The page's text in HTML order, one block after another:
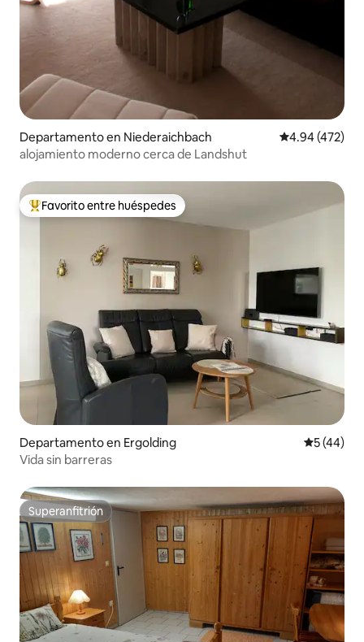
Departamento en Niederaichbach Calificación
4.94 (472)
alojamiento moderno cerca de Landshut
De los mejores en Favorito entre huéspedes
Favorito entre huéspedes
Departamento en Ergolding
5 (44)
Vida sin barreras
Superanfitrión
Superanfitrión